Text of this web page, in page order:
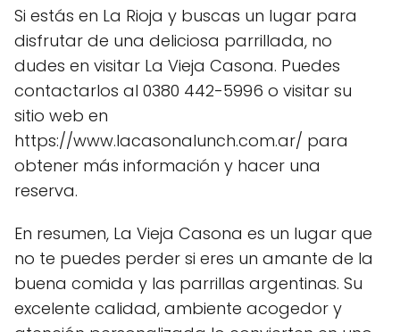
Si estás en La Rioja y buscas un lugar para
disfrutar de una deliciosa parrillada, no
dudes en visitar La Vieja Casona. Puedes
contactarlos al 0380 442-5996 o visitar su
sitio web en
https://www.lacasonalunch.com.ar/ para
obtener más información y hacer una
reserva.
En resumen, La Vieja Casona es un lugar que
no te puedes perder si eres un amante de la
buena comida y las parrillas argentinas. Su
excelente calidad, ambiente acogedor y